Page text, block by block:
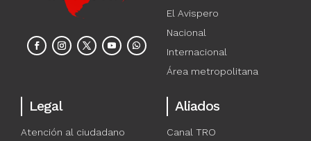
El Avispero
Nacional
Internacional
Área metropolitana
Legal
Atención al ciudadano
Aliados
Canal TRO